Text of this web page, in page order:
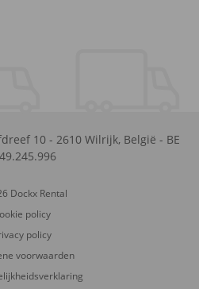
10 - 2610 Wilrijk, België - BE
Dockx Rental
policy
policy
voorwaarden